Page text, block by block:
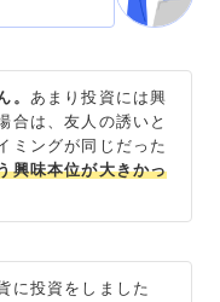
。 あまり投資には興
合は、友人の誘いと
ミングが同じだった
興味本位が大きかっ
に投資をしました